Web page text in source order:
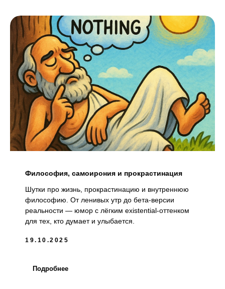
Философия, самоирония и прокрастинация
Шутки про жизнь, прокрастинацию и внутреннюю
философию. От ленивых утр до бета-версии
реальности — юмор с лёгким existential-оттенком
для тех, кто думает и улыбается.
19.10.2025
Подробнее